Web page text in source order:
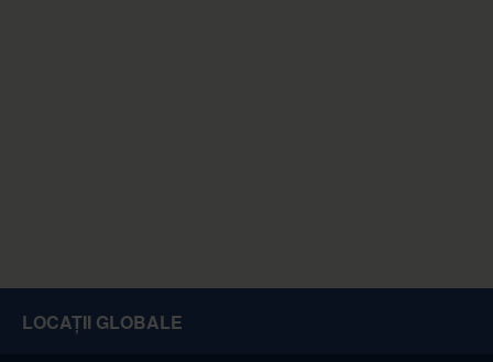
LOCAȚII GLOBALE